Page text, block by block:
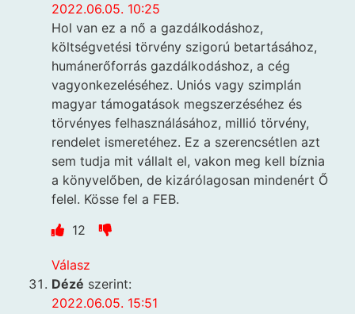
2022.06.05. 10:25
Hol van ez a nő a gazdálkodáshoz,
költségvetési törvény szigorú betartásához,
humánerőforrás gazdálkodáshoz, a cég
vagyonkezeléséhez. Uniós vagy szimplán
magyar támogatások megszerzéséhez és
törvényes felhasználásához, millió törvény,
rendelet ismeretéhez. Ez a szerencsétlen azt
sem tudja mit vállalt el, vakon meg kell bíznia
a könyvelőben, de kizárólagosan mindenért Ő
felel. Kösse fel a FEB.
12
Válasz
Dézé szerint:
2022.06.05. 15:51